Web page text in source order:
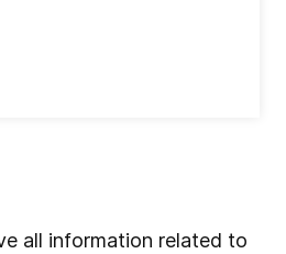
all information related to